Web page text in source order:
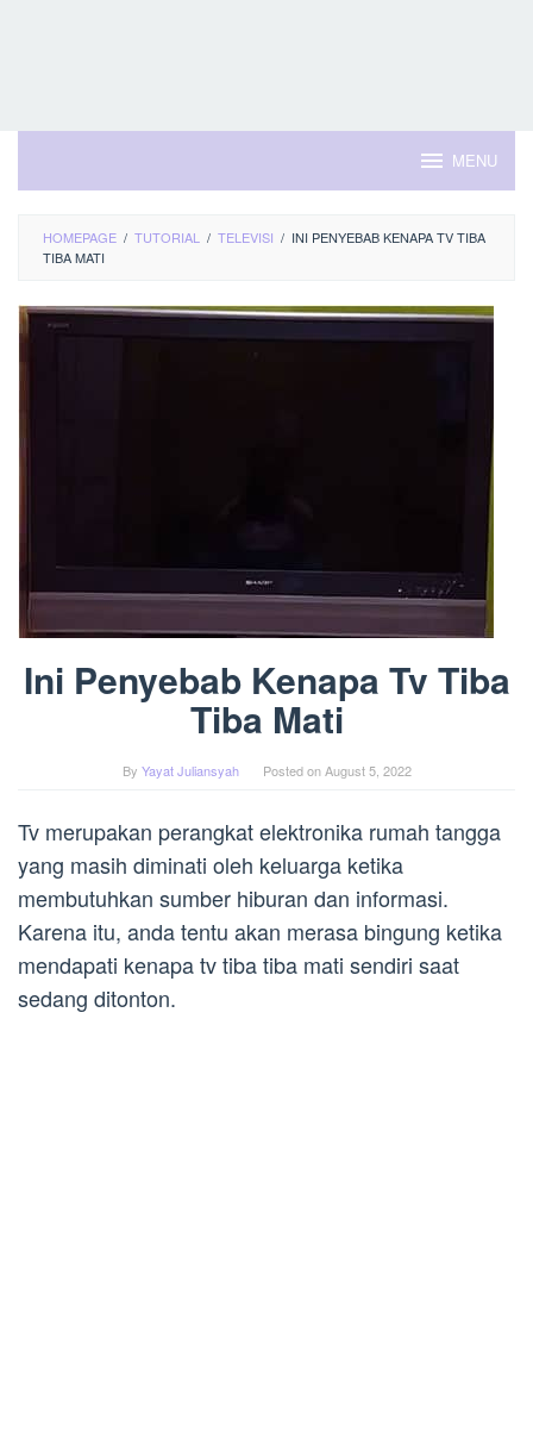
MENU
HOMEPAGE / TUTORIAL / TELEVISI / INI PENYEBAB KENAPA TV TIBA
TIBA MATI
Ini Penyebab Kenapa Tv Tiba
Tiba Mati
By Yayat Juliansyah Posted onAugust 5, 2022
Tv merupakan perangkat elektronika rumah tangga
yang masih diminati oleh keluarga ketika
membutuhkan sumber hiburan dan informasi.
Karena itu, anda tentu akan merasa bingung ketika
mendapati kenapa tv tiba tiba mati sendiri saat
sedang ditonton.